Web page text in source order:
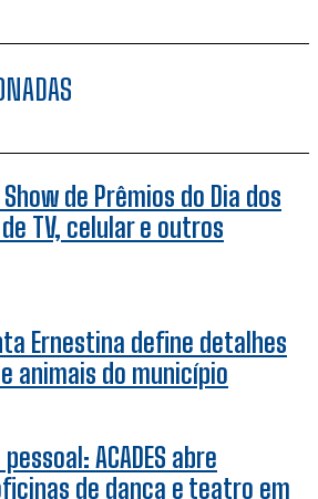
de Prêmios do Dia dos
TV, celular e outros
Ernestina define detalhes
animais do município
ACADES abre
de dança e teatro em